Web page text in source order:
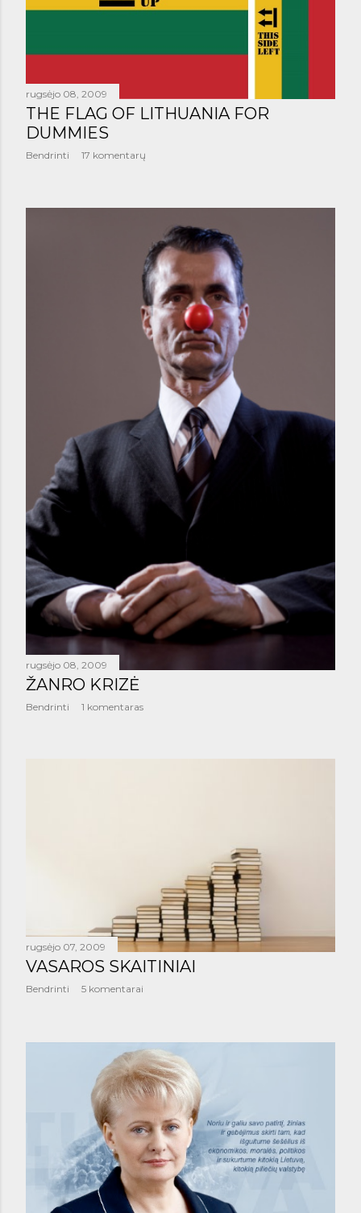
rugsėjo 08, 2009
THE FLAG OF LITHUANIA FOR
DUMMIES
Bendrinti 17 komentarų
rugsėjo 08, 2009
ŽANRO KRIZĖ
Bendrinti 1 komentaras
rugsėjo 07, 2009
VASAROS SKAITINIAI
Bendrinti 5 komentarai